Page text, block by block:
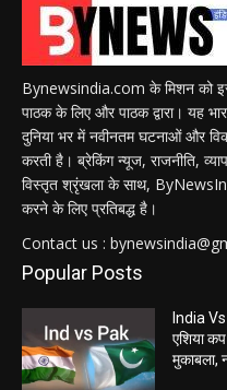
Bynewsindia.com के मिशन को इस
पाठक के लिए और पाठक द्वारा। यह
दुनिया भर में नवीनतम घटनाओं और
करती है। ब्रेकिंग न्यूज, राजनीति,
विस्तृत श्रृंखला के साथ,
करने के लिए प्रतिबद्ध है।
Contact us :
Popular Posts
India
एशिया
मुकाबला,